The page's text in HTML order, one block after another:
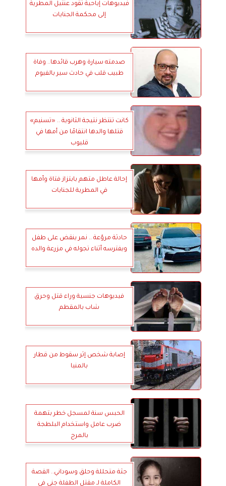
فيديوهات إباحية تقود عنتيل المطرية
إلى محكمة الجنايات
صدمته سيارة وهرب قائدها.. وفاة
طبيب قلب في حادث سير بالفيوم
كانت تنتظر نتيجة الثانوية .. «تسنيم»
قتلها والدها انتقامًا من أمها في
قليوب
إحالة عاطل متهم بابتزاز فتاة وأمها
في المطرية للجنايات
حادثة مروّعة .. نمر ينقض على طفل
ويفترسه أثناء تجوله في مزرعة والده
فيديوهات جنسية وراء قتل وحرق
شاب بالمقطم
إصابة شخص إثر سقوط من قطار
بالمنيا
الحبس سنة لمسجل خطر بتهمة
ضرب عامل واستخدام البلطجة
بالمرج
جثة متحللة وحلق وسوداني.. القصة
الكاملة لـ مقتل الطفلة جنى في